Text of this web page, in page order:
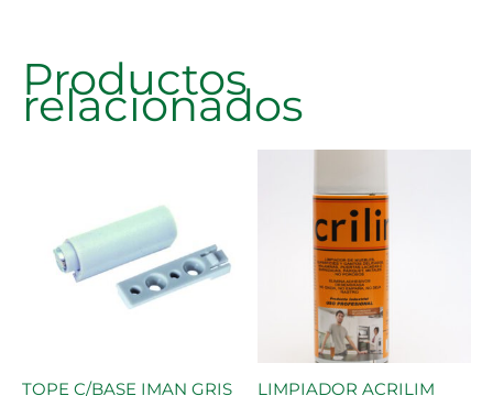
Productos
relacionados
TOPE C/BASE IMAN GRIS LIMPIADOR ACRILIM